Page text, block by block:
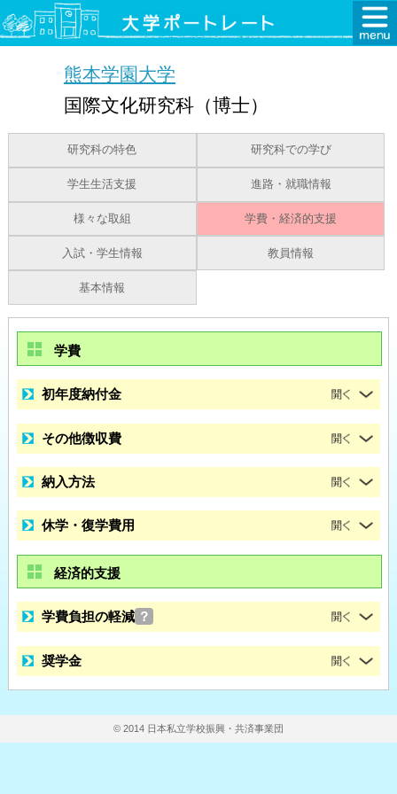
熊本学園大学
国際文化研究科（博士）
研究科の特色 研究科での学び
学生生活支援 進路・就職情報
様々な取組 学費・経済的支援
入試・学生情報 教員情報
基本情報
学費
初年度納付金
その他徴収費
納入方法
休学・復学費用
経済的支援
学費負担の軽減 ？
奨学金
© 2014 日本私立学校振興・共済事業団